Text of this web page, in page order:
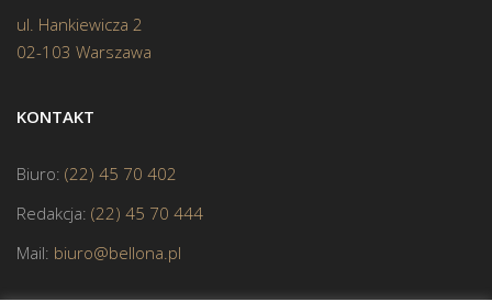
ul. Hankiewicza 2
02-103 Warszawa
KONTAKT
Biuro: (22) 45 70 402
Redakcja: (22) 45 70 444
Mail: biuro@bellona.pl